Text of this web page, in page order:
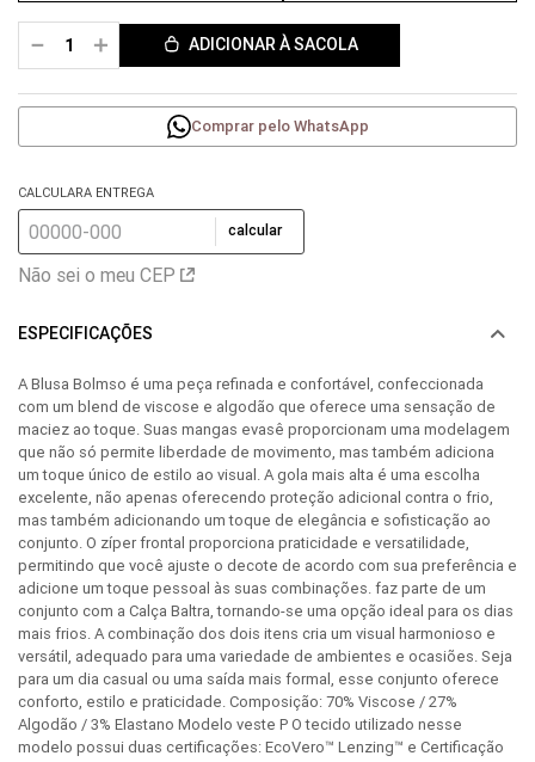
＋
－ ADICIONAR À SACOLA
Comprar pelo WhatsApp
CALCULARA ENTREGA
calcular
Não sei o meu CEP
ESPECIFICAÇÕES
A Blusa Bolmso é uma peça refinada e confortável, confeccionada
com um blend de viscose e algodão que oferece uma sensação de
maciez ao toque. Suas mangas evasê proporcionam uma modelagem
que não só permite liberdade de movimento, mas também adiciona
um toque único de estilo ao visual. A gola mais alta é uma escolha
excelente, não apenas oferecendo proteção adicional contra o frio,
mas também adicionando um toque de elegância e sofisticação ao
conjunto. O zíper frontal proporciona praticidade e versatilidade,
permitindo que você ajuste o decote de acordo com sua preferência e
adicione um toque pessoal às suas combinações. faz parte de um
conjunto com a Calça Baltra, tornando-se uma opção ideal para os dias
mais frios. A combinação dos dois itens cria um visual harmonioso e
versátil, adequado para uma variedade de ambientes e ocasiões. Seja
para um dia casual ou uma saída mais formal, esse conjunto oferece
conforto, estilo e praticidade. Composição: 70% Viscose / 27%
Algodão / 3% Elastano Modelo veste P O tecido utilizado nesse
modelo possui duas certificações: EcoVero™ Lenzing™ e Certificação